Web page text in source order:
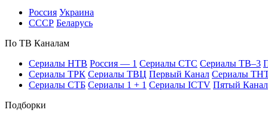
Рос­сия Ук­раи­на
СССР Бе­ла­русь
По ТВ Ка­на­лам
Се­риа­лы НТВ Рос­сия — 1 Се­риа­лы СТС Се­риа­лы ТВ–3
Се­риа­лы ТРК Се­риа­лы ТВЦ Пер­вый Ка­нал Се­риа­лы
Се­риа­лы СТБ Се­риа­лы 1 + 1 Се­риа­лы ICTV Пя­тый Ка­нал
Подборки